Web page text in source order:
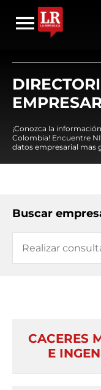
¡Conozca la
Colombia! Encuentre
datos empresarial mas
Buscar
CACERES
E